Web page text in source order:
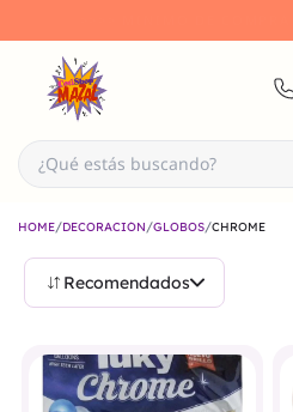
HOME/DECORACIÓN/GLOBOS/CHROME
Recomendados